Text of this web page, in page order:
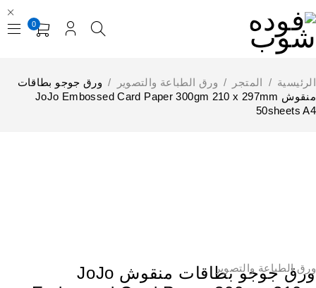
0
المتجر ورق الطباعة والتصوير
ورق جوجو بطاقات
منقوش JoJo Embossed Card Paper 300gm 210 x 297mm
50sheets
الطباعة والتصوير
ورق جوجو بطاقات منقوش JoJo